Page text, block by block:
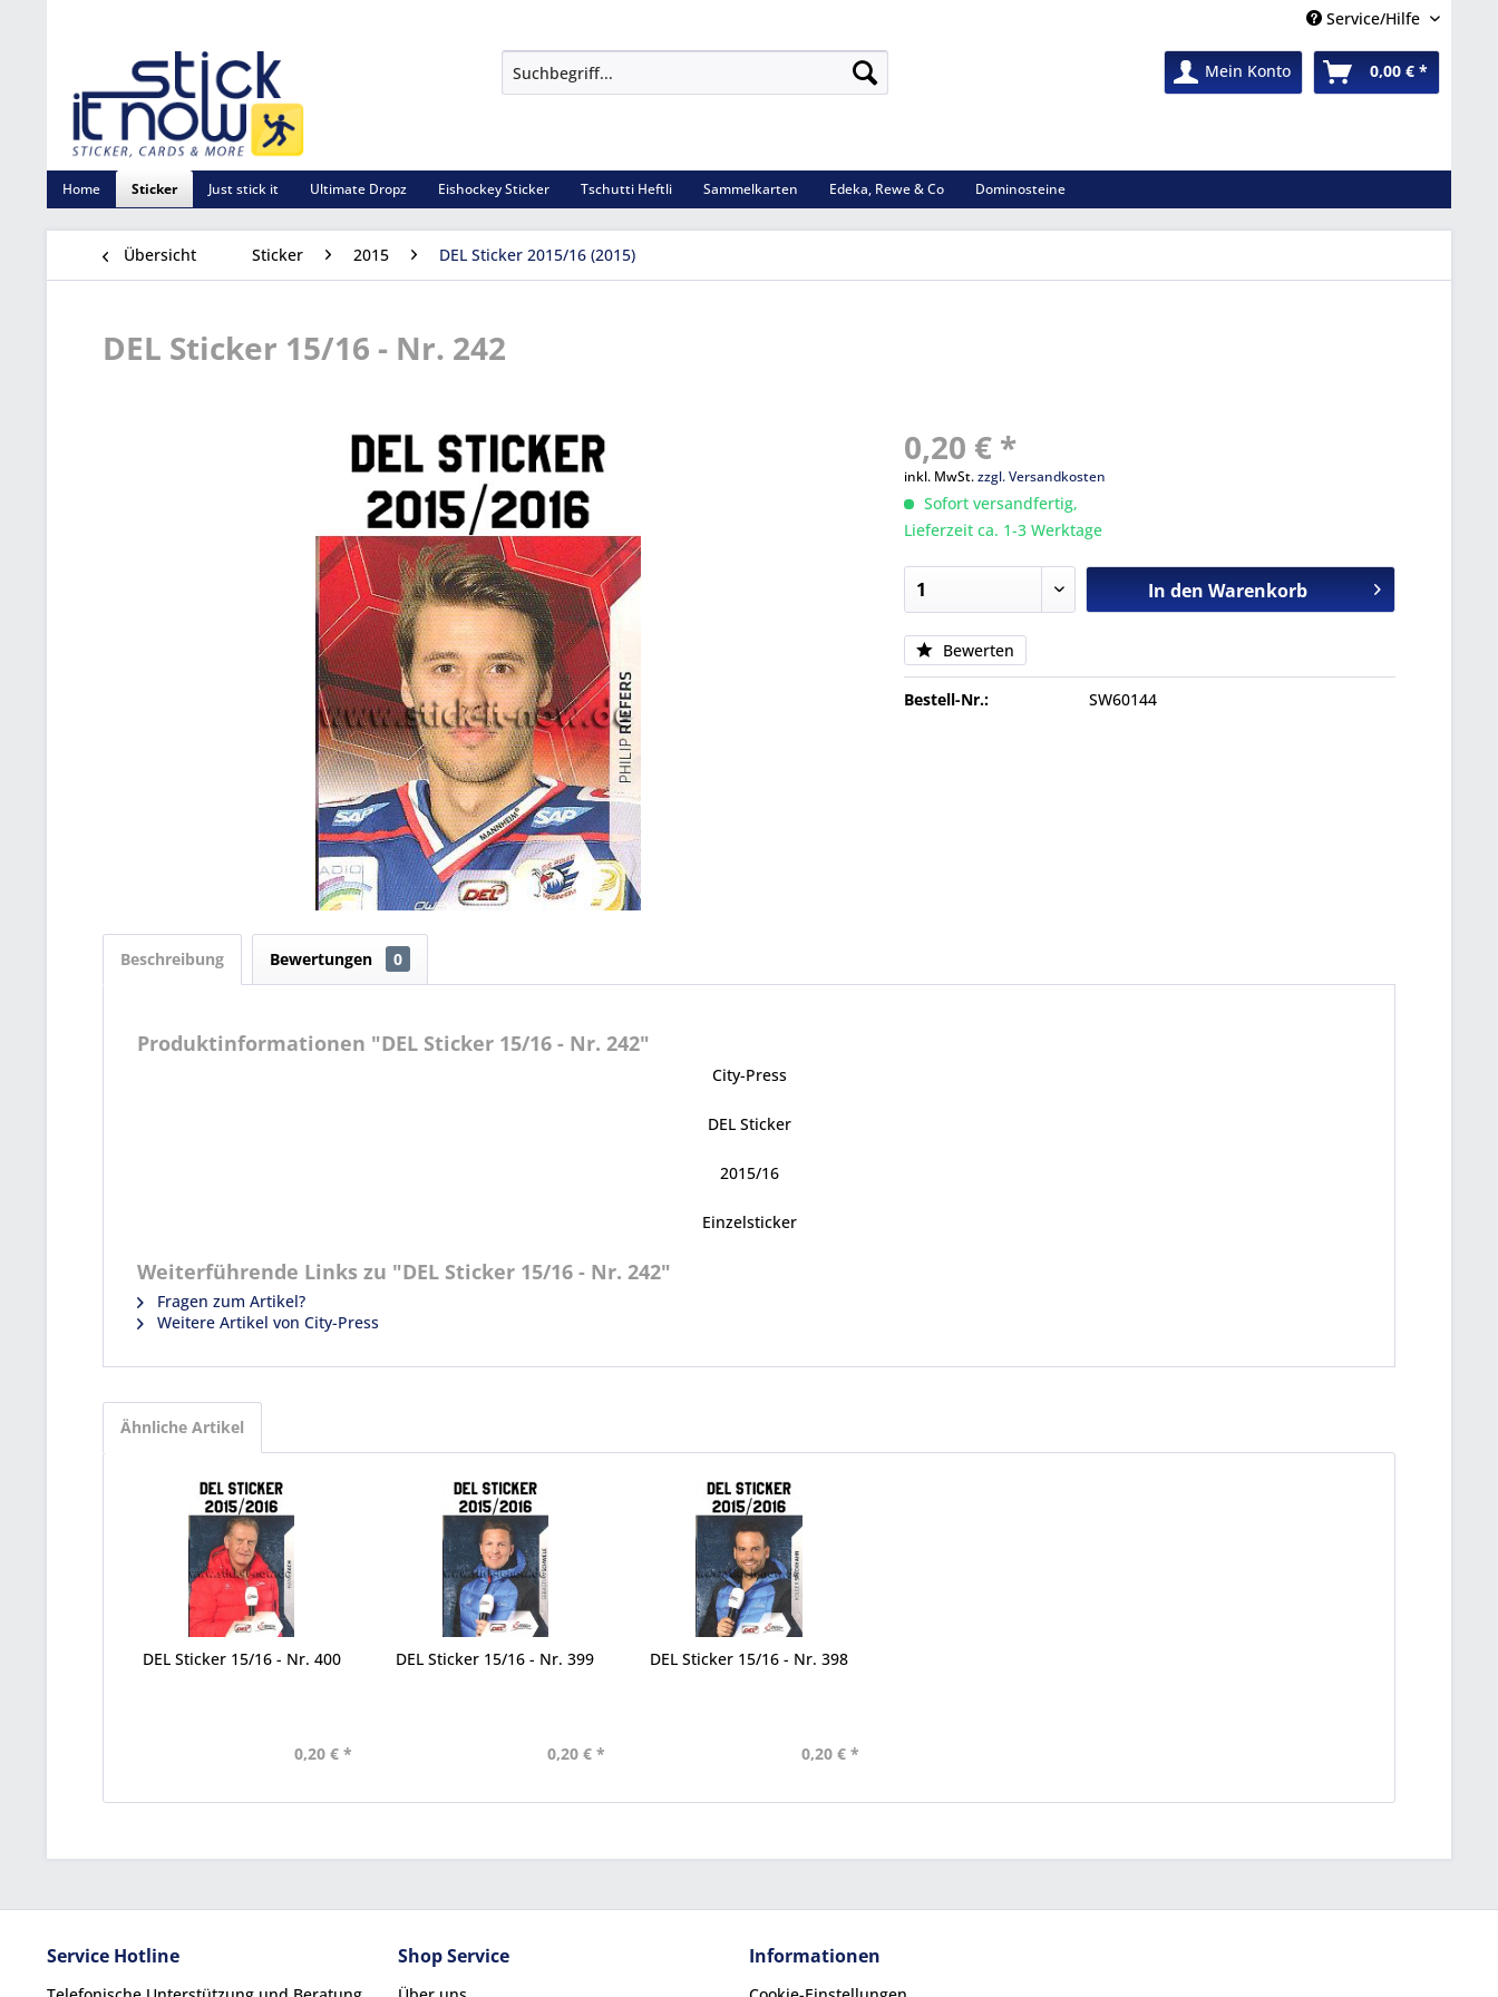
Service/Hilfe
Mein Konto 0,00 € *
Home Sticker Just stick it Ultimate Dropz Eishockey Sticker Tschutti Heftli Sammelkarten Edeka, Rewe & Co Dominosteine
Übersicht Sticker 2015 DEL Sticker 2015/16 (2015)
DEL Sticker 15/16 - Nr. 242
0,20 € *
inkl. MwSt.zzgl. Versandkosten
Sofort versandfertig,
Lieferzeit ca. 1-3 Werktage
In den Warenkorb
Bewerten
Bestell-Nr.: SW60144
Beschreibung Bewertungen 0
Produktinformationen "DEL Sticker 15/16 - Nr. 242"
City-Press
DEL Sticker
2015/16
Einzelsticker
Weiterführende Links zu "DEL Sticker 15/16 - Nr. 242"
Fragen zum Artikel?
Weitere Artikel von City-Press
Ähnliche Artikel
DEL Sticker 15/16 - Nr. 400
0,20 € *
DEL Sticker 15/16 - Nr. 399
0,20 € *
DEL Sticker 15/16 - Nr. 398
0,20 € *
Service Hotline Shop Service Informationen